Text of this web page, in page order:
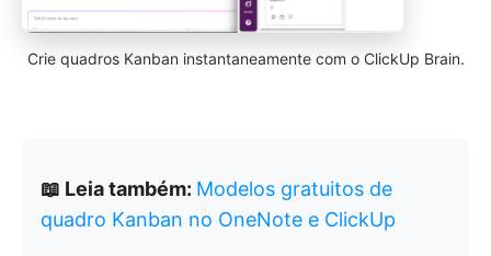
Crie quadros Kanban instantaneamente com o ClickUp Brain.
📖 Leia também: Modelos gratuitos de
quadro Kanban no OneNote e ClickUp